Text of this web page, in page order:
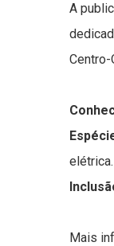
A
Centro-
elétrica.
Mais